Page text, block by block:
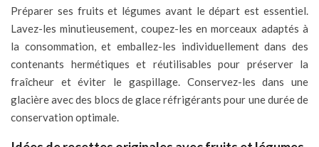
Préparer ses fruits et légumes avant le départ est essentiel.
Lavez-les minutieusement, coupez-les en morceaux adaptés à
la consommation, et emballez-les individuellement dans des
contenants hermétiques et réutilisables pour préserver la
fraîcheur et éviter le gaspillage. Conservez-les dans une
glacière avec des blocs de glace réfrigérants pour une durée de
conservation optimale.